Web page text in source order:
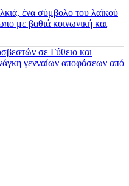
ένα σύμβολο του λαϊκού
με βαθιά κοινωνική και
σε Γύθειο και
γενναίων αποφάσεων από